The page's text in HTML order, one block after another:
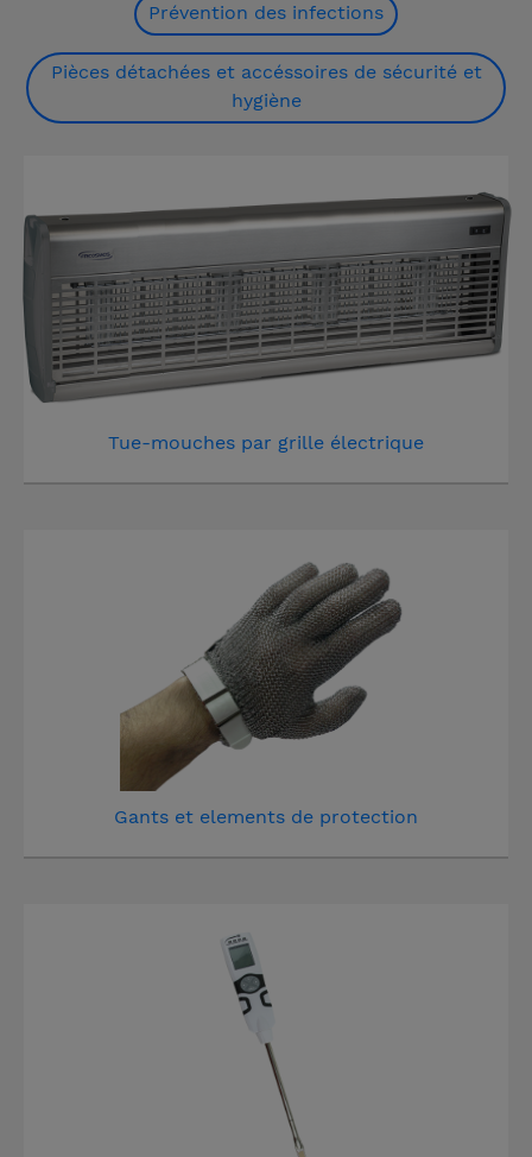
Prévention des infections
Pièces détachées et accéssoires de sécurité et
hygiène
Tue-mouches par grille électrique
Gants et elements de protection